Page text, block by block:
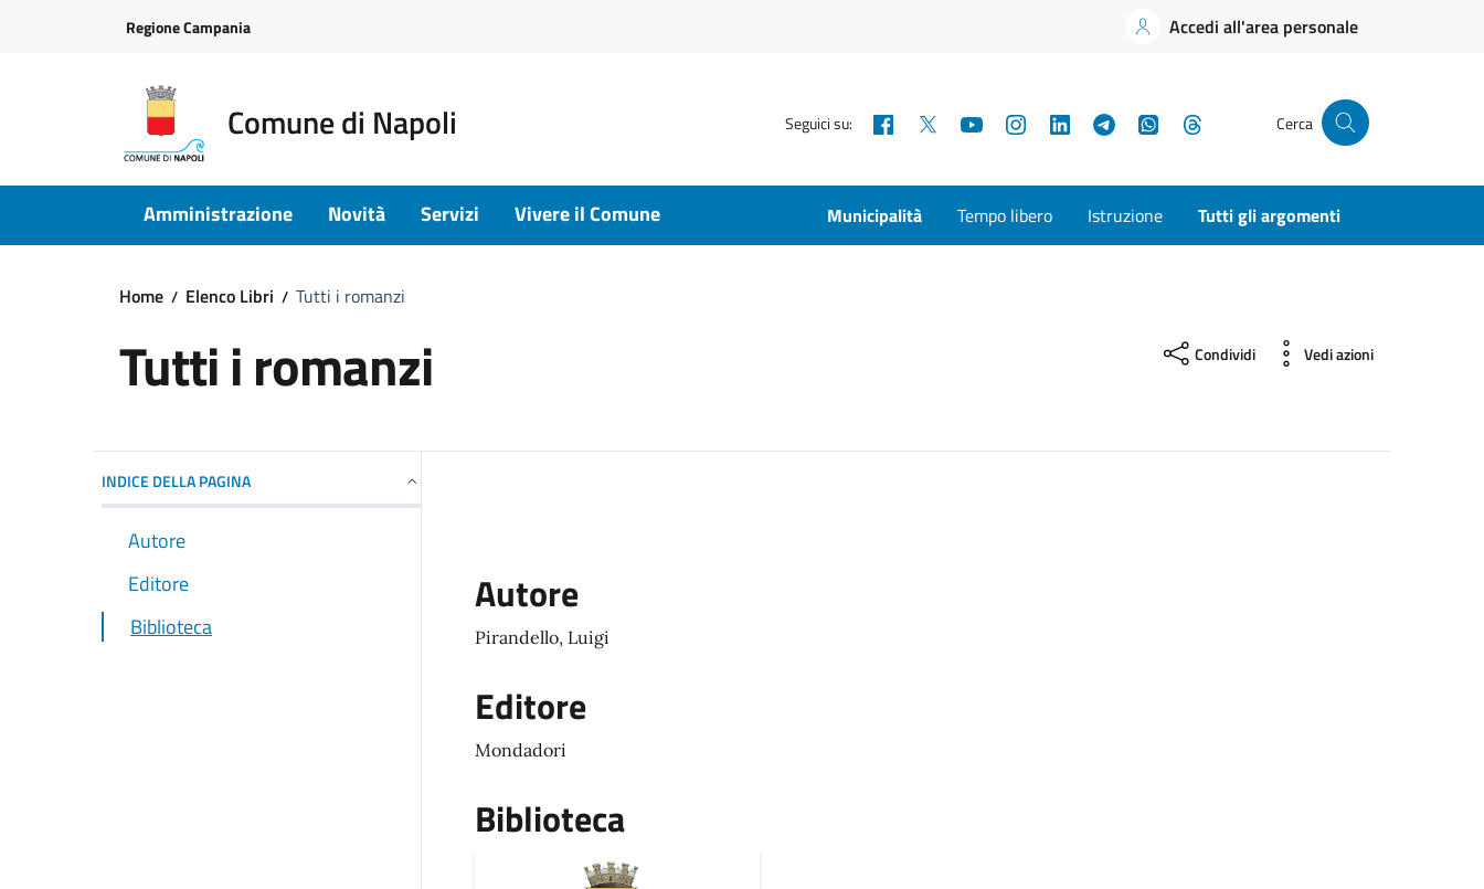
Regione Campania Accedi all'area personale
Comune di Napoli Seguici su: Facebook YouTubeInstagramLinkedInTelegramWhatsApp Cerca
Amministrazione Novità Servizi Vivere il Comune Municipalità Tempo libero Istruzione Tutti gli argomenti
Home Elenco Libri Tutti i romanzi
Tutti i romanzi Condividi Vedi azioni
INDICE DELLA PAGINA
Autore
Editore
Biblioteca
Autore
Pirandello, Luigi
Editore
Mondadori
Biblioteca